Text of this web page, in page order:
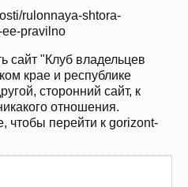
.2.3 .4.5.6 .7.8.9.10.11
20. 21.22 .23 . 24.
Августа 2026 года, 11
rulonnaya-shtora-
pravilno
сайт "Клуб владельцев
крае и республике
сторонний сайт, к
отношения.
чтобы перейти к gorizont-